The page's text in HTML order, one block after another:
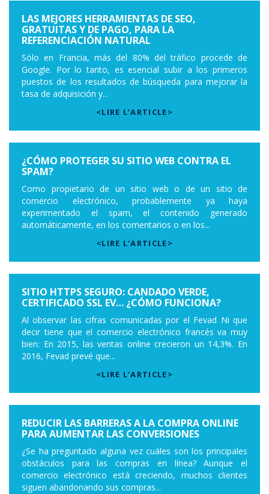
LAS MEJORES HERRAMIENTAS DE SEO,
GRATUITAS Y DE PAGO, PARA LA
REFERENCIACIÓN NATURAL
Sólo en Francia, más del 80% del tráfico procede de
Google. Por lo tanto, es esencial subir a los primeros
puestos de los resultados de búsqueda para mejorar la
tasa de adquisición y...
<LIRE L’ARTICLE>
¿CÓMO PROTEGER SU SITIO WEB CONTRA EL
SPAM?
Como propietario de un sitio web o de un sitio de
comercio electrónico, probablemente ya haya
experimentado el spam, el contenido generado
automáticamente, en los comentarios o en los...
<LIRE L’ARTICLE>
SITIO HTTPS SEGURO: CANDADO VERDE,
CERTIFICADO SSL EV… ¿CÓMO FUNCIONA?
Al observar las cifras comunicadas por el Fevad Ni que
decir tiene que el comercio electrónico francés va muy
bien: En 2015, las ventas online crecieron un 14,3%. En
2016, Fevad prevé que...
<LIRE L’ARTICLE>
REDUCIR LAS BARRERAS A LA COMPRA ONLINE
PARA AUMENTAR LAS CONVERSIONES
¿Se ha preguntado alguna vez cuáles son los principales
obstáculos para las compras en línea? Aunque el
comercio electrónico está creciendo, muchos clientes
siguen abandonando sus compras...